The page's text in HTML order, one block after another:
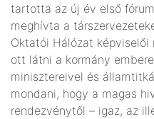
tartotta az új év első
meghívta a
Oktatói Hálózat
ott látni a kormány
minisztereivel és
mondani, hogy a magas
rendezvénytől – igaz, az